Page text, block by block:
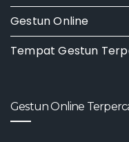
Gestun Online
Tempat Gestun
Gestun Online